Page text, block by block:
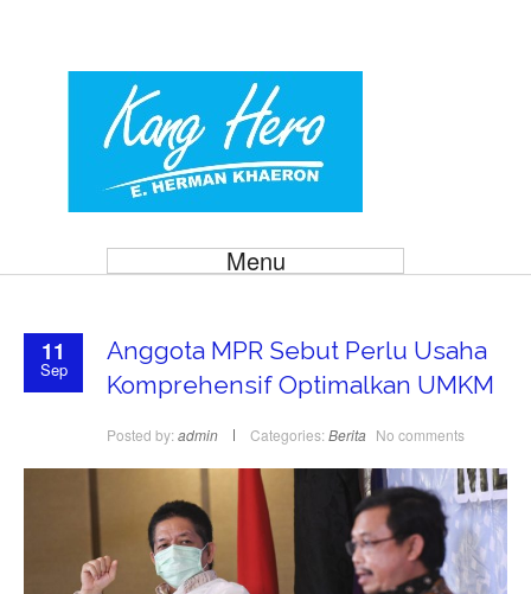
Menu
11
Sep
Anggota MPR Sebut Perlu Usaha
Komprehensif Optimalkan UMKM
Posted by: admin Categories: Berita No comments